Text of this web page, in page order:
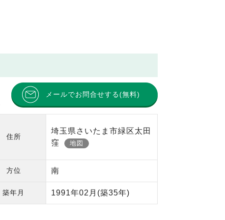
メールでお問合せする(無料)
住所
埼玉県さいたま市緑区太田
窪
地図
方位 南
築年月 1991年02月 (築35年)